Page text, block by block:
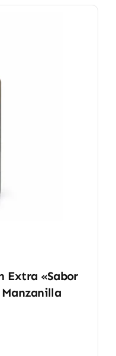
Extra «Sabor
Manzanilla